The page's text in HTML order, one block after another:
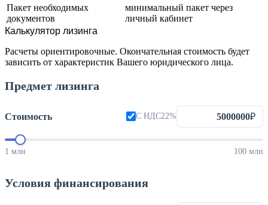
Пакет необходимых
документов
минимальный пакет через
личный кабинет
Калькулятор лизинга
Расчеты ориентировочные. Окончательная стоимость будет
зависить от характеристик Вашего юридического лица.
Предмет лизинга
Стоимость С НДС22% ₽
1 млн 100 млн
Условия финансирования